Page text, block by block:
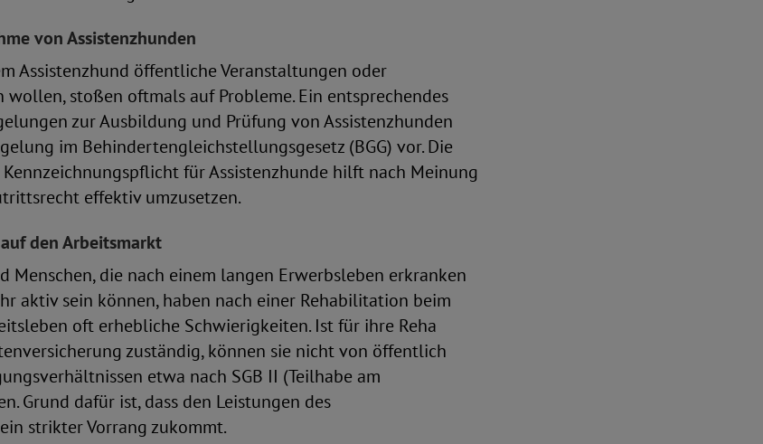
von Assistenzhunden
Assistenzhund öffentliche Veranstaltungen oder
stoßen oftmals auf Probleme. Ein entsprechendes
zur Ausbildung und Prüfung von Assistenzhunden
im Behindertengleichstellungsgesetz (BGG) vor. Die
für Assistenzhunde hilft nach Meinung
effektiv umzusetzen.
den Arbeitsmarkt
Menschen, die nach einem langen Erwerbsleben erkranken
aktiv sein können, haben nach einer Rehabilitation beim
oft erhebliche Schwierigkeiten. Ist für ihre Reha
zuständig, können sie nicht von öffentlich
etwa nach SGB II (Teilhabe am
Grund dafür ist, dass den Leistungen des
strikter Vorrang zukommt.